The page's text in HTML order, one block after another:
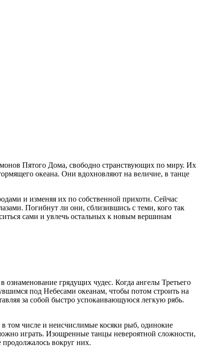
Пятого Дома, свободно странствующих по миру. Их
океана. Они вдохновляют на величие, в танце
и изменяя их по собственной прихоти. Сейчас
Погибнут ли они, сблизившись с теми, кого так
сами и увлечь остальных к новым вершинам
грядущих чудес. Когда ангелы Третьего
под Небесами океанам, чтобы потом строить на
за собой быстро успокаивающуюся легкую рябь.
том числе и неисчислимые косяки рыб, одинокие
играть. Изощренные танцы невероятной сложности,
продолжалось вокруг них.